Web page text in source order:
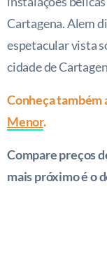
Cartagena. Alem
espetacular vista
cidade de
Conheça também
Menor.
Compare preços
mais próximo é o